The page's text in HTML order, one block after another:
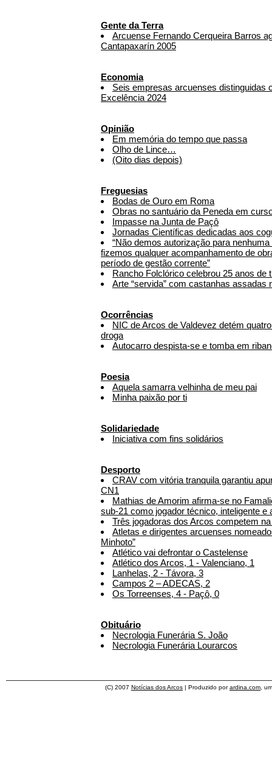
Gente da Terra
Arcuense Fernando Cerqueira Barros
Cantapaxarín 2005
Economia
Seis empresas arcuenses distinguidas
Excelência 2024
Opinião
Em memória do tempo que passa
Olho de Lince…
(Oito dias depois)
Freguesias
Bodas de Ouro em Roma
Obras no santuário da Peneda em
Impasse na Junta de Paçô
Jornadas Científicas dedicadas aos
“Não demos autorização para
fizemos qualquer acompanhamento de
período de gestão corrente”
Rancho Folclórico celebrou 25 anos de
Arte “servida” com castanhas assadas
Ocorrências
NIC de Arcos de Valdevez detém
droga
Autocarro despista-se e tomba em
Poesia
Aquela samarra velhinha de meu pai
Minha paixão por ti
Solidariedade
Iniciativa com fins solidários
Desporto
CRAV com vitória tranquila garantiu
CN1
Mathias de Amorim afirma-se no
sub-21 como jogador técnico, inteligente e
Três jogadoras dos Arcos competem
Atletas e dirigentes arcuenses
Minhoto”
Atlético vai defrontar o Castelense
Atlético dos Arcos, 1 - Valenciano, 1
Lanhelas, 2 - Távora, 3
Campos 2 – ADECAS, 2
Os Torreenses, 4 - Paçô, 0
Obituário
Necrologia Funerária S. João
Necrologia Funerária Lourarcos
(C) 2007 Notícias dos Arcos | Produzido porardina.com ,